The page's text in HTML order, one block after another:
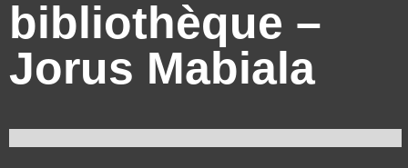
bibliothèque –
Jorus Mabiala